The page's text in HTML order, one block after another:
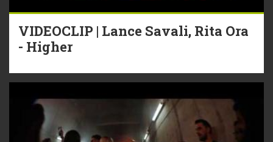
VIDEOCLIP | Lance Savali, Rita Ora
- Higher